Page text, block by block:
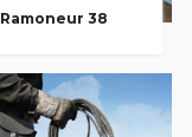
Ramoneur 38